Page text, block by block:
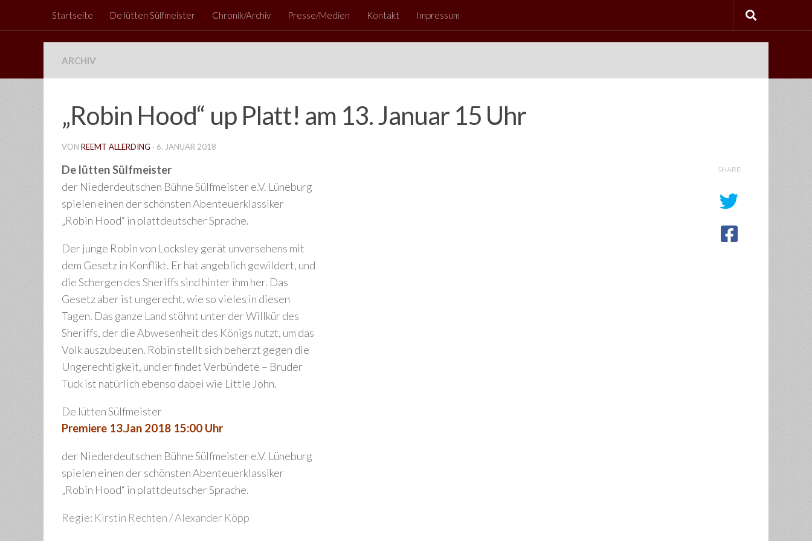
Zum Inhalt springen
Startseite De lütten Sülfmeister Chronik/Archiv Presse/Medien Kontakt Impressum
ARCHIV
„Robin Hood“ up Platt! am 13. Januar 15 Uhr
VON REEMT ALLERDING · 6. JANUAR 2018
De lütten Sülfmeister
der Niederdeutschen Bühne Sülfmeister e.V. Lüneburg
spielen einen der schönsten Abenteuerklassiker
„Robin Hood“ in plattdeutscher Sprache.
Der junge Robin von Locksley gerät unversehens mit
dem Gesetz in Konflikt. Er hat angeblich gewildert, und
die Schergen des Sheriffs sind hinter ihm her. Das
Gesetz aber ist ungerecht, wie so vieles in diesen
Tagen. Das ganze Land stöhnt unter der Willkür des
Sheriffs, der die Abwesenheit des Königs nutzt, um das
Volk auszubeuten. Robin stellt sich beherzt gegen die
Ungerechtigkeit, und er findet Verbündete – Bruder
Tuck ist natürlich ebenso dabei wie Little John.
De lütten Sülfmeister
Premiere 13.Jan 2018 15:00 Uhr
der Niederdeutschen Bühne Sülfmeister e.V. Lüneburg
spielen einen der schönsten Abenteuerklassiker
„Robin Hood“ in plattdeutscher Sprache.
Regie: Kirstin Rechten / Alexander Köpp
SHARE